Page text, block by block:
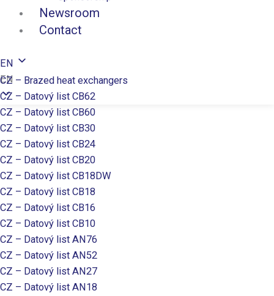
Newsroom
Contact
EN
EN
CZ – Brazed heat exchangers
CZ – Datový list CB62
CZ – Datový list CB60
CZ – Datový list CB30
CZ – Datový list CB24
CZ – Datový list CB20
CZ – Datový list CB18DW
CZ – Datový list CB18
CZ – Datový list CB16
CZ – Datový list CB10
CZ – Datový list AN76
CZ – Datový list AN52
CZ – Datový list AN27
CZ – Datový list AN18